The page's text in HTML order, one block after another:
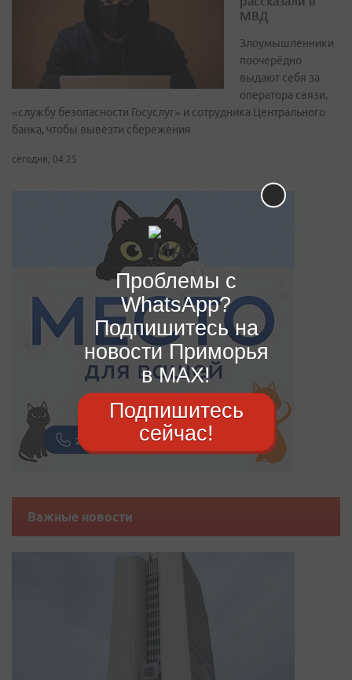
МВД
Злоумышленники
поочерёдно
выдают себя за
оператора связи,
«службу безопасности Госуслуг» и сотрудника Центрального
банка, чтобы вывезти сбережения
сегодня, 04:25
Важные новости
Проблемы с
WhatsApp?
Подпишитесь на
новости Приморья
в MAX!
Подпишитесь
сейчас!